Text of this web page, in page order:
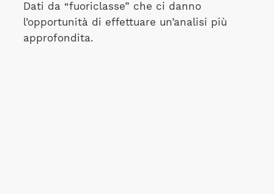
Dati da “fuoriclasse” che ci danno
l’opportunità di effettuare un’analisi più
approfondita.